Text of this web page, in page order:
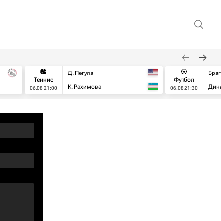
Теннис
06.08 21:00
Д. Пегула
К. Рахимова
Футбол
06.08 21:30